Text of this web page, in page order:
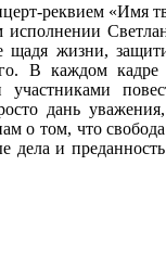
реквием «Имя
исполнении
щадя жизни,
В каждом кадре
дань
о том, что
дела и